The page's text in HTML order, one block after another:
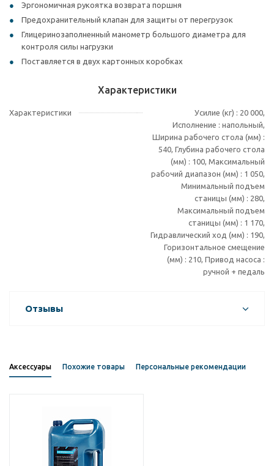
Эргономичная рукоятка возврата поршня
Предохранительный клапан для защиты от перегрузок
Глицеринозаполненный манометр большого диаметра для
контроля силы нагрузки
Поставляется в двух картонных коробках
Характеристики
Характеристики
Усилие (кг) : 20 000,
Исполнение : напольный,
Ширина рабочего стола (мм) :
540, Глубина рабочего стола
(мм) : 100, Максимальный
рабочий диапазон (мм) : 1 050,
Минимальный подъем
станицы (мм) : 280,
Максимальный подъем
станицы (мм) : 1 170,
Гидравлический ход (мм) : 190,
Горизонтальное смещение
(мм) : 210, Привод насоса :
ручной + педаль
Отзывы
Аксессуары Похожие товары Персональные рекомендации